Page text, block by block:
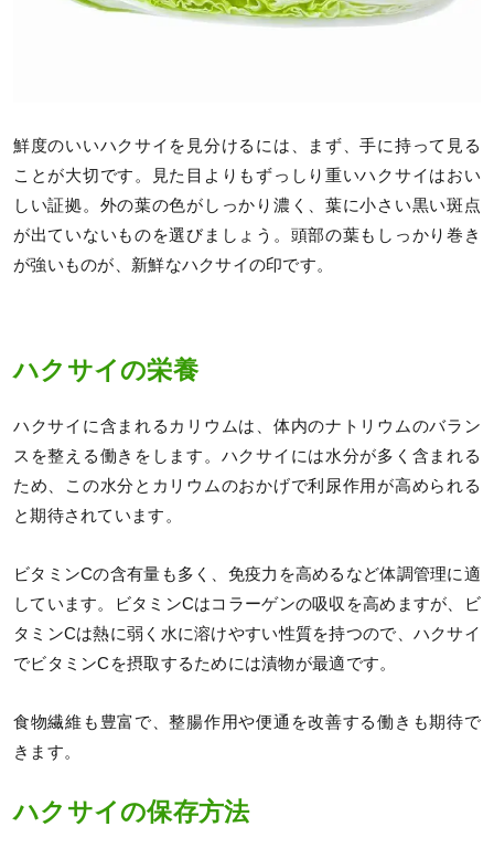
鮮度のいいハクサイを見分けるには、まず、手に持って見る
ことが大切です。見た目よりもずっしり重いハクサイはおい
しい証拠。外の葉の色がしっかり濃く、葉に小さい黒い斑点
が出ていないものを選びましょう。頭部の葉もしっかり巻き
が強いものが、新鮮なハクサイの印です。
ハクサイの栄養
ハクサイに含まれるカリウムは、体内のナトリウムのバラン
スを整える働きをします。ハクサイには水分が多く含まれる
ため、この水分とカリウムのおかげで利尿作用が高められる
と期待されています。
ビタミンCの含有量も多く、免疫力を高めるなど体調管理に適
しています。ビタミンCはコラーゲンの吸収を高めますが、ビ
タミンCは熱に弱く水に溶けやすい性質を持つので、ハクサイ
でビタミンCを摂取するためには漬物が最適です。
食物繊維も豊富で、整腸作用や便通を改善する働きも期待で
きます。
ハクサイの保存方法